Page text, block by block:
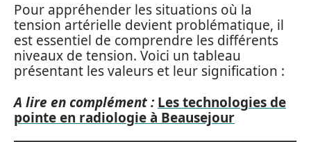
Pour appréhender les situations où la
tension artérielle devient problématique, il
est essentiel de comprendre les différents
niveaux de tension. Voici un tableau
présentant les valeurs et leur signification :
A lire en complément : Les technologies de
pointe en radiologie à Beausejour